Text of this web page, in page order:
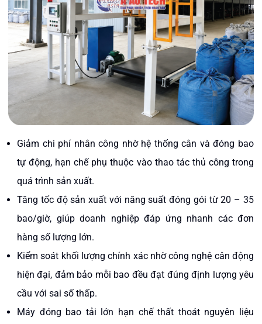
Giảm chi phí nhân công nhờ hệ thống cân và đóng bao
tự động, hạn chế phụ thuộc vào thao tác thủ công trong
quá trình sản xuất.
Tăng tốc độ sản xuất với năng suất đóng gói từ 20 – 35
bao/giờ, giúp doanh nghiệp đáp ứng nhanh các đơn
hàng số lượng lớn.
Kiểm soát khối lượng chính xác nhờ công nghệ cân động
hiện đại, đảm bảo mỗi bao đều đạt đúng định lượng yêu
cầu với sai số thấp.
Máy đóng bao tải lớn hạn chế thất thoát nguyên liệu